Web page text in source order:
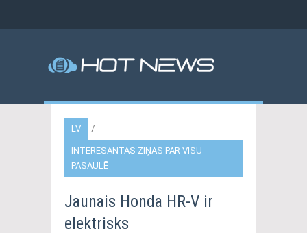
LV /
INTERESANTAS ZIŅAS PAR VISU
PASAULĒ
Jaunais Honda HR-V ir
elektrisks